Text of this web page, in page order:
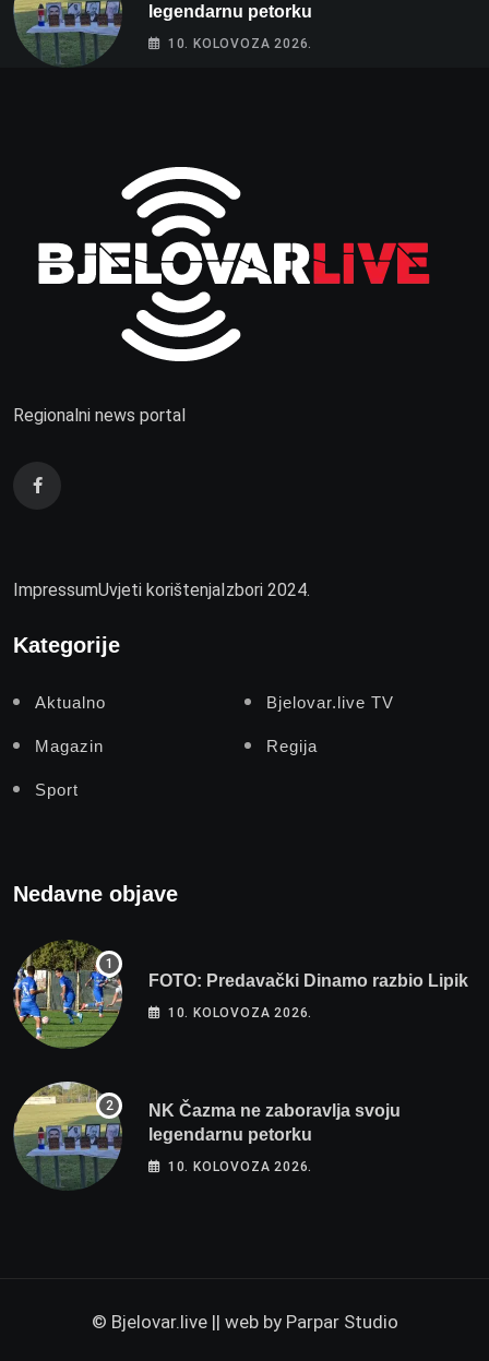
legendarnu petorku
10. KOLOVOZA 2026.
Regionalni news portal
ImpressumUvjeti korištenjaIzbori 2024.
Kategorije
Aktualno Bjelovar.live TV
Magazin Regija
Sport
Nedavne objave
FOTO: Predavački Dinamo razbio Lipik
10. KOLOVOZA 2026.
NK Čazma ne zaboravlja svoju
legendarnu petorku
10. KOLOVOZA 2026.
© Bjelovar.live || web by Parpar Studio